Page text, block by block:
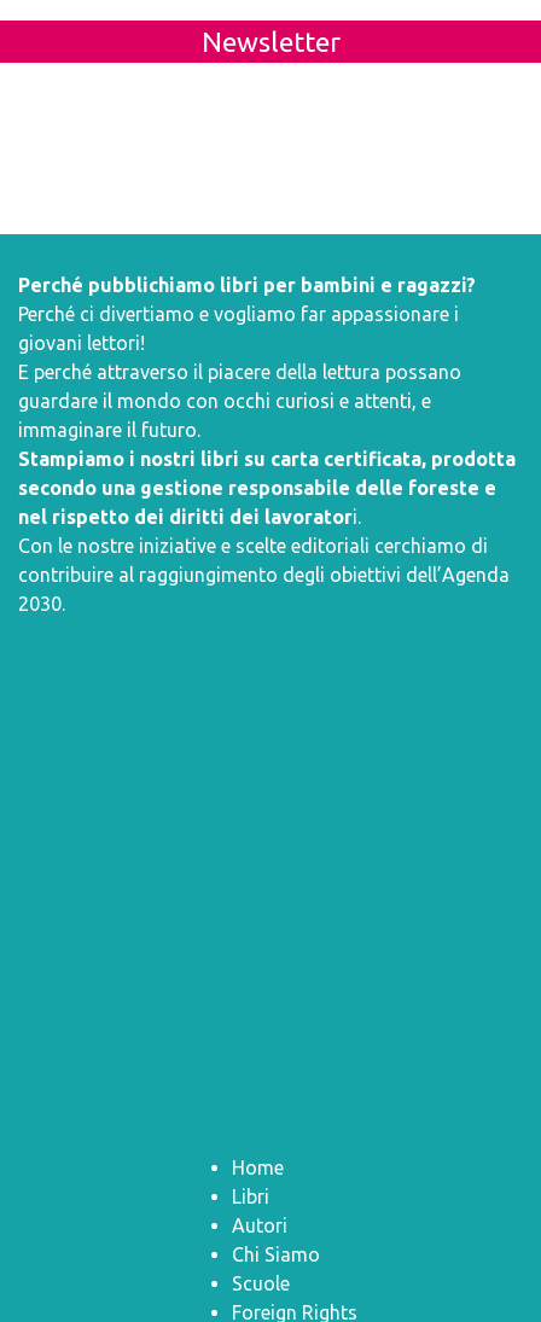
Newsletter
Perché pubblichiamo libri per bambini e ragazzi?
Perché ci divertiamo e vogliamo far appassionare i
giovani lettori!
E perché attraverso il piacere della lettura possano
guardare il mondo con occhi curiosi e attenti, e
immaginare il futuro.
Stampiamo i nostri libri su carta certificata, prodotta
secondo una gestione responsabile delle foreste e
nel rispetto dei diritti dei lavoratori.
Con le nostre iniziative e scelte editoriali cerchiamo di
contribuire al raggiungimento degli obiettivi dell’Agenda
2030.
Home
Libri
Autori
Chi Siamo
Scuole
Foreign Rights